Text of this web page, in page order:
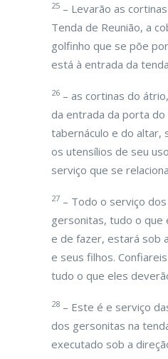
25 – Levarão as
Tenda de Reunião, a
golfinho que se põe
está à entrada da
26 – as cortinas do
da entrada da porta
tabernáculo e do altar,
os utensílios de seu
serviço que se
27 – Todo o serviço
gersonitas, tudo o que
e de fazer, estará sob
e seus filhos.
tudo o que eles
28 – Este é e serviço
dos gersonitas na
executado sob a